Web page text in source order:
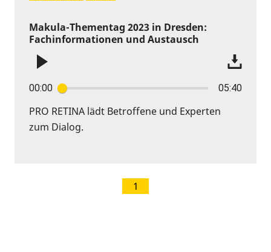
Makula-Thementag 2023 in Dresden:
Fachinformationen und Austausch
00:00 05:40
PRO RETINA lädt Betroffene und Experten
zum Dialog.
1